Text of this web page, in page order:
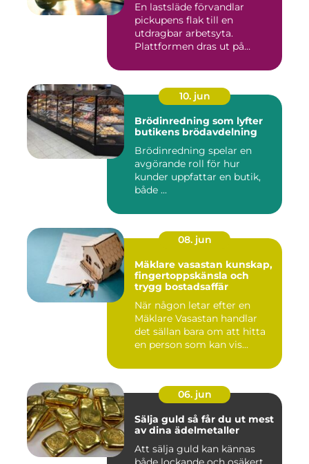
En lastsläde förvandlar
pickupens flak till en
utdragbar arbetsyta.
Plattformen dras ut på
10. jun
Brödinredning som lyfter
butikens brödavdelning
Brödinredning spelar en
avgörande roll för hur
kunder uppfattar en butik,
både ...
08. jun
Mäklare vasastan kunskap,
fingertoppskänsla och
trygg bostadsaffär
När någon letar efter en
Mäklare Vasastan handlar
det sällan bara om att hitta
en person som kan vis...
06. jun
Sälja guld så får du ut mest
av dina ädelmetaller
Att sälja guld kan kännas